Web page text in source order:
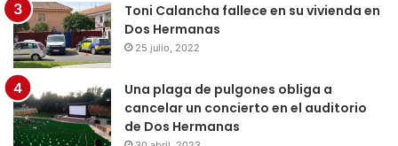
Toni Calancha fallece en su vivienda en
Dos Hermanas
25 julio, 2022
Una plaga de pulgones obliga a
cancelar un concierto en el auditorio
de Dos Hermanas